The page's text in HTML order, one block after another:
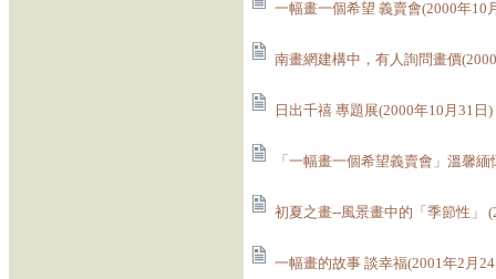
一幅畫一個希望 義賣會(2000年10
南畫網建構中，有人詢問畫價
日出千禧 專題展(2000年10月31日)
「一幅畫一個希望義賣會」溫馨
初夏之畫--風景畫中的「季節性」
一幅畫的故事 談幸福(2001年2月